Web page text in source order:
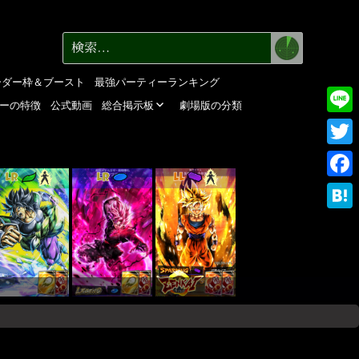
ダー枠＆ブースト
最強パーティーランキング
の特徴 公式動画 総合掲示板
劇場版の分類
LR LR LL
Line
検
索:
検
索